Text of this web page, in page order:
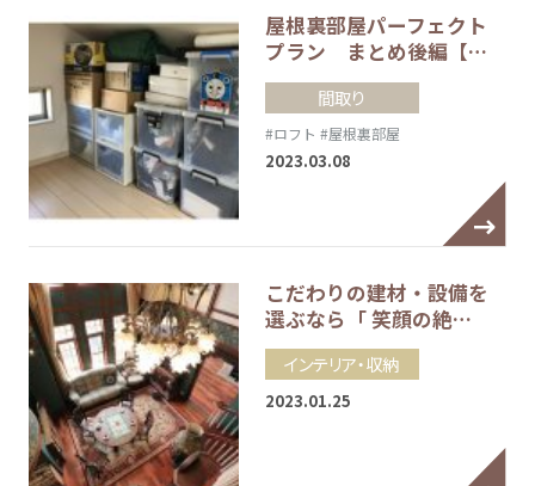
屋根裏部屋パーフェクト
プラン まとめ後編【…
間取り
#ロフト #屋根裏部屋
2023.03.08
こだわりの建材・設備を
選ぶなら「 笑顔の絶…
インテリア・収納
2023.01.25